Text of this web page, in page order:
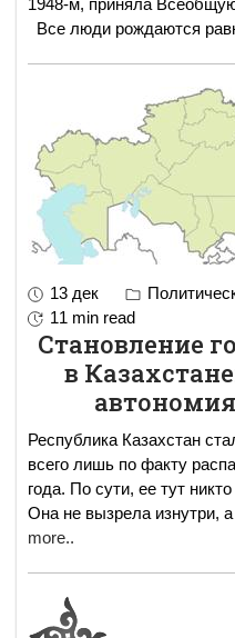
Все люди рождаются
13 дек
11 min read
Становление
в
Республика Казахстан
всего лишь по факту
года. По сути, ее тут
Она не вызрела изнутри,
more..